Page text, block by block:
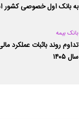
به بانک اول خصوصی
بانک بیمه
تداوم روند باثبات عملکرد
سال ۱۴۰۵